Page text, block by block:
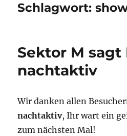
Schlagwort:
Sektor M sagt
nachtaktiv
Wir danken allen
nachtaktiv, Ihr wart ein
zum nächsten Mal!